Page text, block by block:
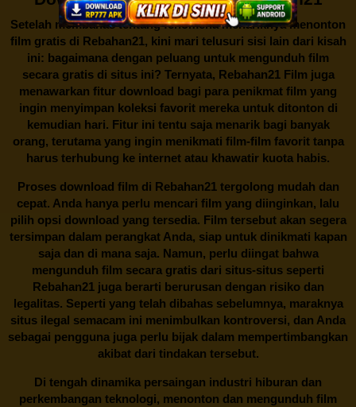
Setelah membahas tentang fenomena menariknya menonton
film gratis di Rebahan21, kini mari telusuri sisi lain dari kisah
ini: bagaimana dengan peluang untuk mengunduh film
secara gratis di situs ini? Ternyata, Rebahan21 Film juga
menawarkan fitur download bagi para penikmat film yang
ingin menyimpan koleksi favorit mereka untuk ditonton di
kemudian hari. Fitur ini tentu saja menarik bagi banyak
orang, terutama yang ingin menikmati film-film favorit tanpa
harus terhubung ke internet atau khawatir kuota habis.
Proses download film di Rebahan21tergolong mudah dan
cepat. Anda hanya perlu mencari film yang diinginkan, lalu
pilih opsi download yang tersedia. Film tersebut akan segera
tersimpan dalam perangkat Anda, siap untuk dinikmati kapan
saja dan di mana saja. Namun, perlu diingat bahwa
mengunduh film secara gratis dari situs-situs seperti
Rebahan21 juga berarti berurusan dengan risiko dan
legalitas. Seperti yang telah dibahas sebelumnya, maraknya
situs ilegal semacam ini menimbulkan kontroversi, dan Anda
sebagai pengguna juga perlu bijak dalam mempertimbangkan
akibat dari tindakan tersebut.
Di tengah dinamika persaingan industri hiburan dan
perkembangan teknologi, menonton dan mengunduh film